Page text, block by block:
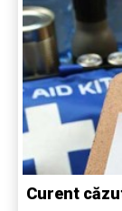
Curent